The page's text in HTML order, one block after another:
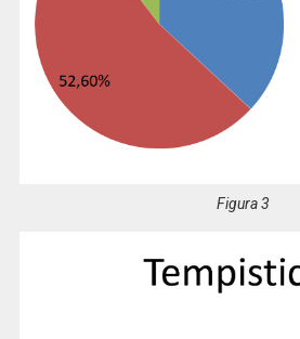
Figura 3